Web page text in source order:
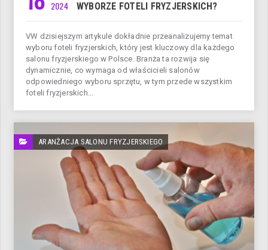
2024
WYBORZE FOTELI FRYZJERSKICH?
VW dzisiejszym artykule dokładnie przeanalizujemy temat
wyboru foteli fryzjerskich, który jest kluczowy dla każdego
salonu fryzjerskiego w Polsce. Branża ta rozwija się
dynamicznie, co wymaga od właścicieli salonów
odpowiedniego wyboru sprzętu, w tym przede wszystkim
foteli fryzjerskich...
ARANŻACJA SALONU FRYZJERSKIEGO